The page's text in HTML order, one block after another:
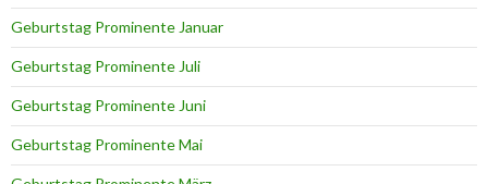
Geburtstag Prominente Januar
Geburtstag Prominente Juli
Geburtstag Prominente Juni
Geburtstag Prominente Mai